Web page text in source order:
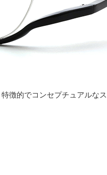
徴的でコンセプチュアルな